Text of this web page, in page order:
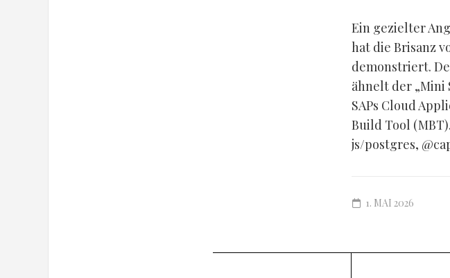
Ein gezielter
hat die Brisanz
demonstriert.
ähnelt der
SAPs Cloud
Build Tool
js/postgres,
1. MAI 2026